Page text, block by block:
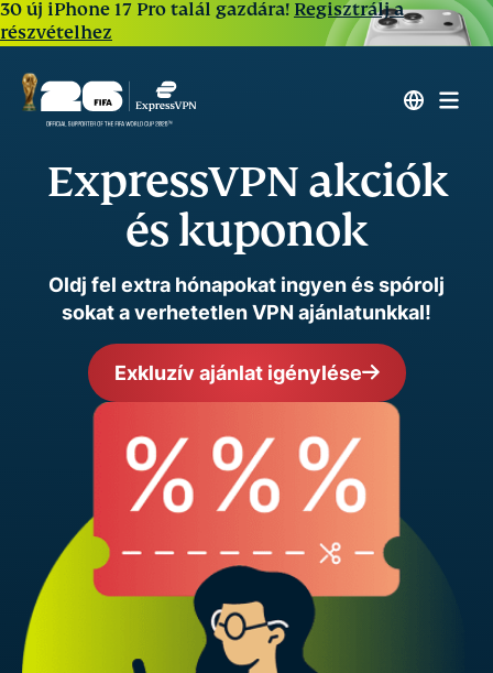
30 új iPhone 17 Pro talál gazdára! Regisztrálj a
részvételhez
ExpressVPN akciók
és kuponok
Oldj fel extra hónapokat ingyen és spórolj
sokat a verhetetlen VPN ajánlatunkkal!
Exkluzív ajánlat igénylése